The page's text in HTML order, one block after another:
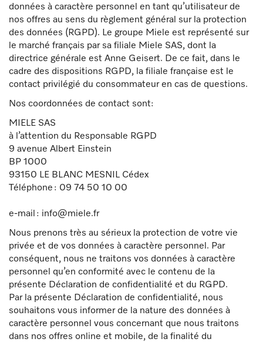
données à caractère personnel en tant qu’utilisateur de
nos offres au sens du règlement général sur la protection
des données (RGPD). Le groupe Miele est représenté sur
le marché français par sa filiale Miele SAS, dont la
directrice générale est Anne Geisert. De ce fait, dans le
cadre des dispositions RGPD, la filiale française est le
contact privilégié du consommateur en cas de questions.
Nos coordonnées de contact sont:
MIELE SAS
à l’attention du Responsable RGPD
9 avenue Albert Einstein
BP 1000
93150 LE BLANC MESNIL Cédex
Téléphone : 09 74 50 10 00
e-mail : info@miele.fr
Nous prenons très au sérieux la protection de votre vie
privée et de vos données à caractère personnel. Par
conséquent, nous ne traitons vos données à caractère
personnel qu’en conformité avec le contenu de la
présente Déclaration de confidentialité et du RGPD.
Par la présente Déclaration de confidentialité, nous
souhaitons vous informer de la nature des données à
caractère personnel vous concernant que nous traitons
dans nos offres online et mobile, de la finalité du